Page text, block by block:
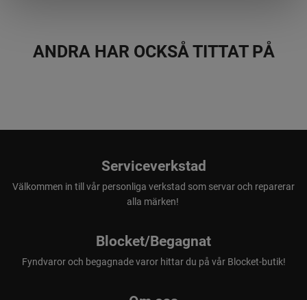
Transporthandtag
Handtaget ovanpå högtryckstvätten gör den enkel att lyfta
Elkabeln kan rullas upp när högtryckstvätten inte används.
ANDRA HAR OCKSÅ TITTAT PÅ
Serviceverkstad
Välkommen in till vår personliga verkstad som servar och reparerar
alla märken!
Blocket/Begagnat
Fyndvaror och begagnade varor hittar du på vår Blocket-butik!